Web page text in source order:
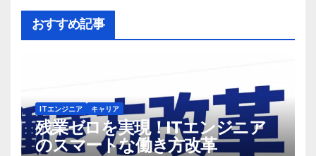
おすすめ記事
ITエンジニア キャリア
残業ゼロを実現！ITエンジニア
のスマートな働き方改革